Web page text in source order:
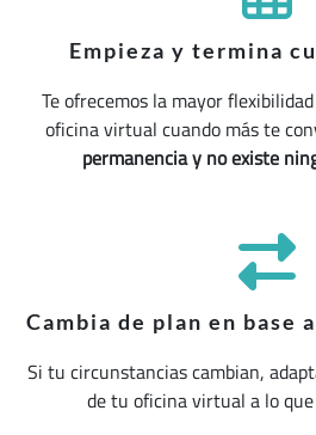
Empieza y termina
Te ofrecemos la mayor
oficina virtual cuando más te
permanencia y no existe
Cambia de plan en base
Si tu circunstancias cambian,
de tu oficina virtual a lo